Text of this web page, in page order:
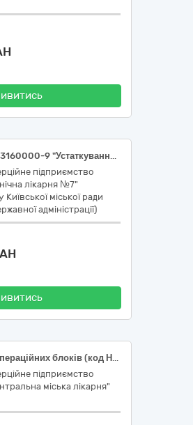
Код ДК 021:2015 - 33160000-9 "Устаткування для операційних блоків"
підприємство
лікарня №7"
міської ради
адміністрації)
Устаткування для операційних блоків (код НК 024:2023: 44681 Електрохірургічний наконечник одноразового використання/код НК 031:2024: К02010105 – Електрохірургічні наконечники, одноразові (Рукоятка одноразова)); (код НК 024:2023: 47487 Електричний кабель для медичних виробів багаторазового застосування/код НК 031:2024: K02010201 Кабелі для електрохірургічного з’єднання, багаторазового використання (Кабель))
підприємство
міська лікарня"